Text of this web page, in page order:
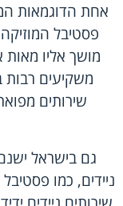
אחת הדוגמאות
פסטיבל
מושך אליו
משקיעים רבות
שירותים
גם בישראל
ניידים, כמו